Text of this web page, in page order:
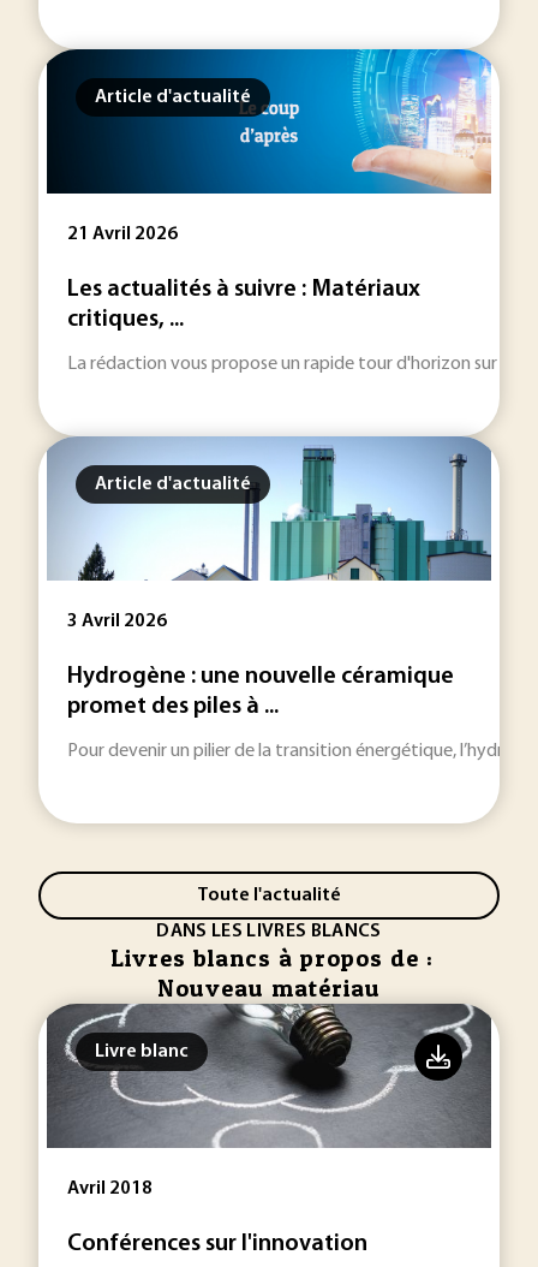
Article d'actualité
21 Avril 2026
Les actualités à suivre : Matériaux
critiques, ...
La rédaction vous propose un rapide tour d'horizon sur les
Article d'actualité
3 Avril 2026
Hydrogène : une nouvelle céramique
promet des piles à ...
Pour devenir un pilier de la transition énergétique,
Toute l'actualité
DANS LES LIVRES BLANCS
Livres blancs à propos de :
Nouveau matériau
Livre blanc
Avril 2018
Conférences sur l'innovation